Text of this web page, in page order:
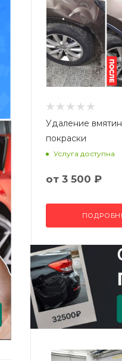
Удаление
покраски
Услуга доступна
от 3 500 ₽